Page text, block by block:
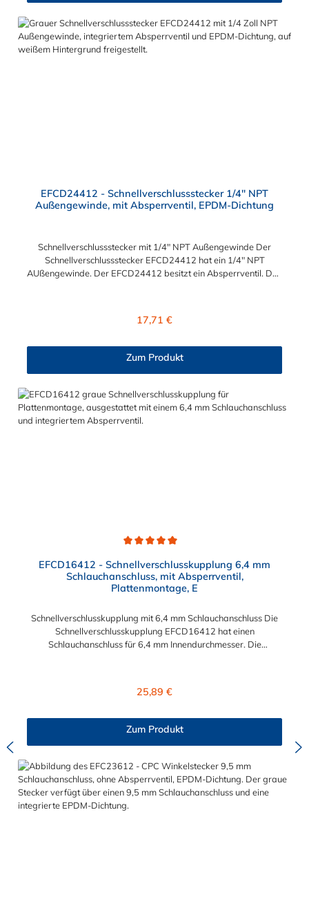
EFCD24412 - Schnellverschlussstecker 1/4" NPT
Außengewinde, mit Absperrventil, EPDM-Dichtung
Schnellverschlussstecker mit 1/4" NPT Außengewinde Der
Schnellverschlussstecker EFCD24412 hat ein 1/4" NPT
AUßengewinde. Der EFCD24412 besitzt ein Absperrventil. Das
Vakuum bis 7,2 bar Max. Betriebstemperatur: 0 °C bis 71 °C
Kupplungen der EFC12- Serie kombinieren.
Regulärer Preis:
17,71 €
Zum Produkt
EFCD16412 - Schnellverschlusskupplung 6,4 mm
Schlauchanschluss, mit Absperrventil,
Plattenmontage, E
Schnellverschlusskupplung mit 6,4 mm Schlauchanschluss Die
Schnellverschlusskupplung EFCD16412 hat einen
Schlauchanschluss für 6,4 mm Innendurchmesser. Die
der Dichtring ist aus EPDM. Das Verbindungsstück zum
Vakuum bis 7,2 bar Max. Betriebstemperatur: 0 °C bis 71 °C
Sie können diese Schnellverschlusskupplung mit allen Steckern
der EFC12- Serie kombinieren.
Regulärer Preis:
25,89 €
Zum Produkt